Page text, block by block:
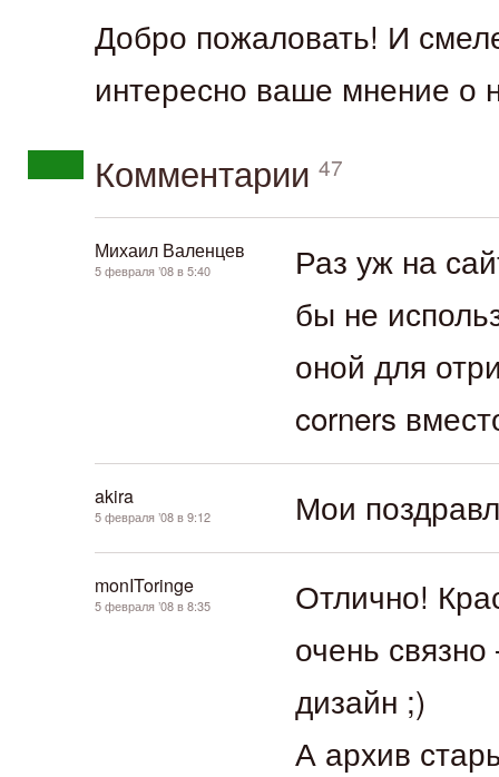
Добро пожаловать! И
интересно ваше мнение о
Комментарии 47
Раз уж на
бы не
оной для
corners
Михаил Валенцев
5 февраля ’08 в 5:40
Мои
akira
5 февраля ’08 в 9:12
Отлично!
очень
дизайн ;)
А архив
monIToringe
5 февраля ’08 в 8:35